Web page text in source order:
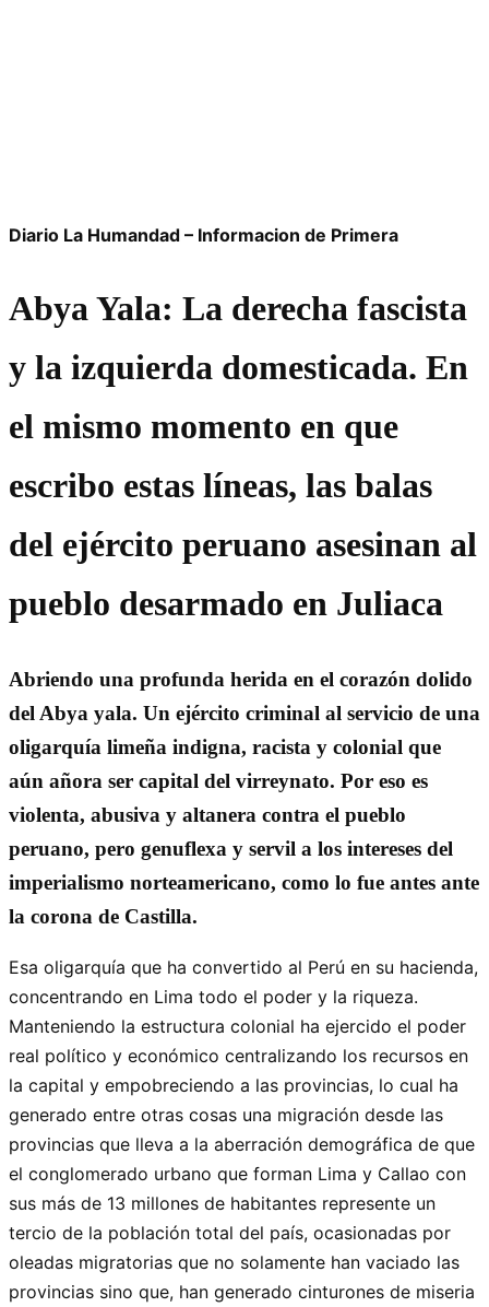
Diario La Humandad – Informacion de Primera
Abya Yala: La derecha fascista
y la izquierda domesticada. En
el mismo momento en que
escribo estas líneas, las balas
del ejército peruano asesinan al
pueblo desarmado en Juliaca
Abriendo una profunda herida en el corazón dolido
del Abya yala. Un ejército criminal al servicio de una
oligarquía limeña indigna, racista y colonial que
aún añora ser capital del virreynato. Por eso es
violenta, abusiva y altanera contra el pueblo
peruano, pero genuflexa y servil a los intereses del
imperialismo norteamericano, como lo fue antes ante
la corona de Castilla.
Esa oligarquía que ha convertido al Perú en su hacienda,
concentrando en Lima todo el poder y la riqueza.
Manteniendo la estructura colonial ha ejercido el poder
real político y económico centralizando los recursos en
la capital y empobreciendo a las provincias, lo cual ha
generado entre otras cosas una migración desde las
provincias que lleva a la aberración demográfica de que
el conglomerado urbano que forman Lima y Callao con
sus más de 13 millones de habitantes represente un
tercio de la población total del país, ocasionadas por
oleadas migratorias que no solamente han vaciado las
provincias sino que, han generado cinturones de miseria